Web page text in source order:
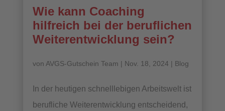
Wie kann Coaching
hilfreich bei der beruflichen
Weiterentwicklung sein?
von AVGS-Gutschein Team | Nov. 18, 2024 | Blog
In der heutigen schnelllebigen Arbeitswelt ist
berufliche Weiterentwicklung entscheidend,